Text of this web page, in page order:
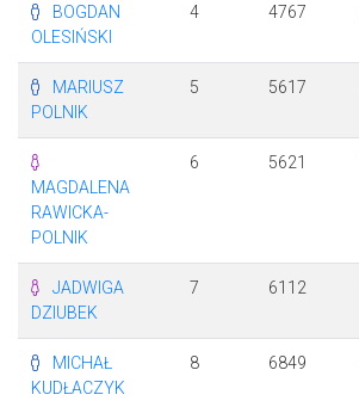
BOGDAN
OLESIŃSKI
4 4767
MARIUSZ
POLNIK
5 5617
MAGDALENA
RAWICKA-
POLNIK
6 5621
JADWIGA
DZIUBEK
7 6112
MICHAŁ
KUDŁACZYK
8 6849